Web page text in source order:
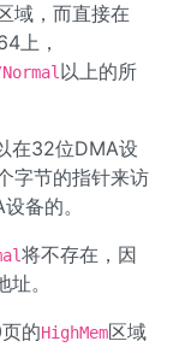
域，而直接在
上，
以上的所
在32位DMA设
字节的指针来访
备的。
将不存在，因
。
的HighMem区域